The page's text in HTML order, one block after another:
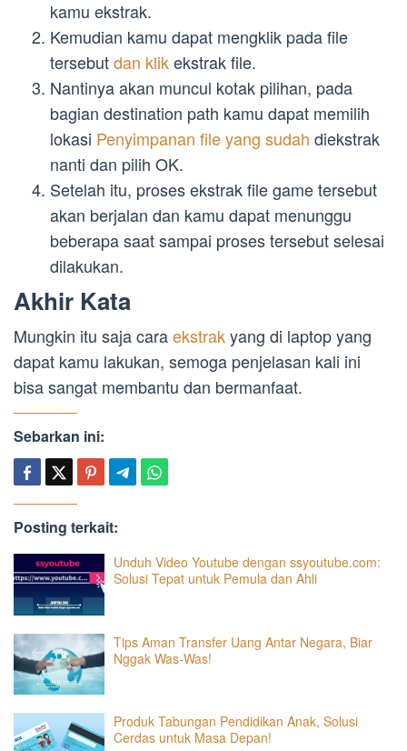
kamu ekstrak.
Kemudian kamu dapat mengklik pada file
tersebutdan klikekstrak file.
Nantinya akan muncul kotak pilihan, pada
bagian destination path kamu dapat memilih
lokasi Penyimpanan file yang sudah diekstrak
nanti dan pilih OK.
Setelah itu, proses ekstrak file game tersebut
akan berjalan dan kamu dapat menunggu
beberapa saat sampai proses tersebut selesai
dilakukan.
Akhir Kata
Mungkin itu saja caraekstrakyang di laptop yang
dapat kamu lakukan, semoga penjelasan kali ini
bisa sangat membantu dan bermanfaat.
Sebarkan ini:
Posting terkait:
Unduh Video Youtube dengan ssyoutube.com:
Solusi Tepat untuk Pemula dan Ahli
Tips Aman Transfer Uang Antar Negara, Biar
Nggak Was-Was!
Produk Tabungan Pendidikan Anak, Solusi
Cerdas untuk Masa Depan!